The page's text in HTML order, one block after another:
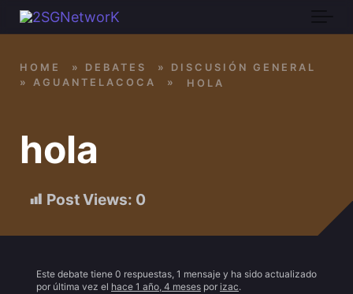
Skip to main content
hola
Post Views: 0
HOME » DEBATES »
DISCUSIÓN GENERAL
»
AGUANTELACOCA » HOLA
Este debate tiene 0 respuestas, 1 mensaje y ha sido actualizado
por última vez el hace 1 año, 4 meses por izac.